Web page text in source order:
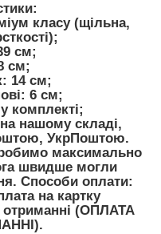
класу (щільна,
см;
см;
14 см;
6 см;
комплекті;
нашому складі,
УкрПоштою.
максимально
швидше могли
Способи оплати:
на картку
отриманні (ОПЛАТА